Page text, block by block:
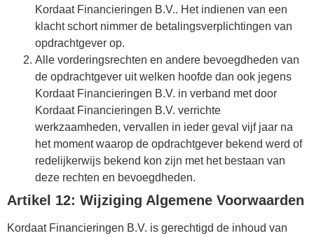
Kordaat Financieringen B.V.. Het indienen van een
klacht schort nimmer de betalingsverplichtingen van
opdrachtgever op.
Alle vorderingsrechten en andere bevoegdheden van
de opdrachtgever uit welken hoofde dan ook jegens
Kordaat Financieringen B.V. in verband met door
Kordaat Financieringen B.V. verrichte
werkzaamheden, vervallen in ieder geval vijf jaar na
het moment waarop de opdrachtgever bekend werd of
redelijkerwijs bekend kon zijn met het bestaan van
deze rechten en bevoegdheden.
Artikel 12: Wijziging Algemene Voorwaarden
Kordaat Financieringen B.V. is gerechtigd de inhoud van